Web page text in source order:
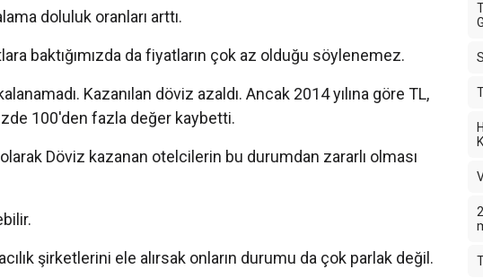
doluluk oranları arttı.
baktığımızda da fiyatların çok az olduğu söylenemez.
Kazanılan döviz azaldı. Ancak 2014 yılına göre TL,
100'den fazla değer kaybetti.
olarak Döviz kazanan otelcilerin bu durumdan zararlı olması
şirketlerini ele alırsak onların durumu da çok parlak değil.